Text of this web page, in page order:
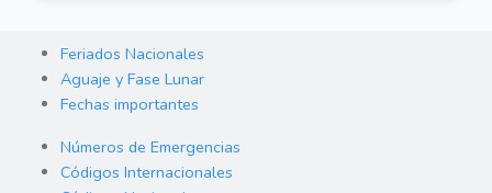
Feriados Nacionales
Aguaje y Fase Lunar
Fechas importantes
Números de Emergencias
Códigos Internacionales